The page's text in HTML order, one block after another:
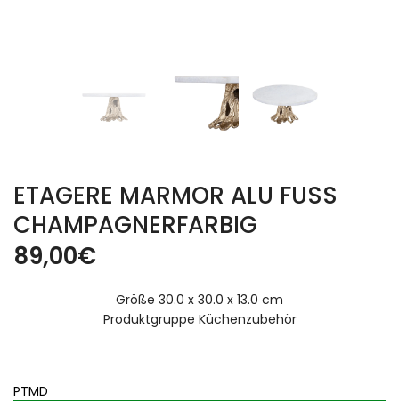
ETAGERE MARMOR ALU FUSS C
HAMPAGNERFARBIG
89,00€
Größe 30.0 x 30.0 x 13.0 cm
Produktgruppe Küchenzubehör
PTMD